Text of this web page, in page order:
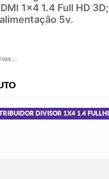
1x4 1.4 Full HD 3D;
5v.
...
DIVISOR 1X4 1.4